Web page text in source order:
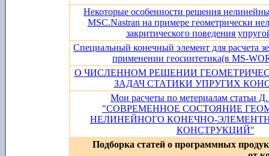
Некоторые особенности решения
MSC.Nastran на примере геометрически
закритического поведения
Специальный конечный элемент для расчета
применении геосинтетика(в MS-
О ЧИСЛЕННОМ РЕШЕНИИ
ЗАДАЧ СТАТИКИ УПРУГИХ
Мои расчеты по метериалам статьи
"СОВРЕМЕННОЕ СОСТОЯНИЕ
НЕЛИНЕЙНОГО КОНЕЧНО-
КОНСТРУКЦИЙ"
Подборка статей о программных